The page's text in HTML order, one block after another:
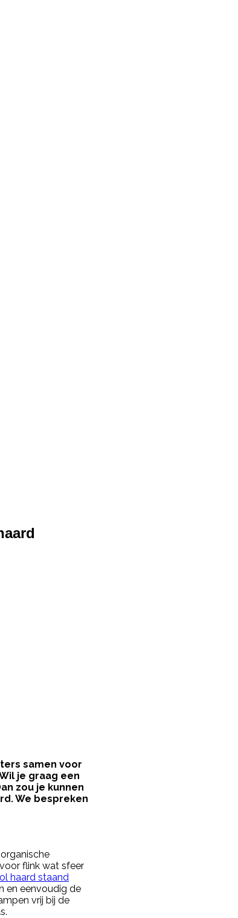
samen voor
je graag een
zou je kunnen
We bespreken
flink wat sfeer
haard staand
en eenvoudig de
vrij bij de